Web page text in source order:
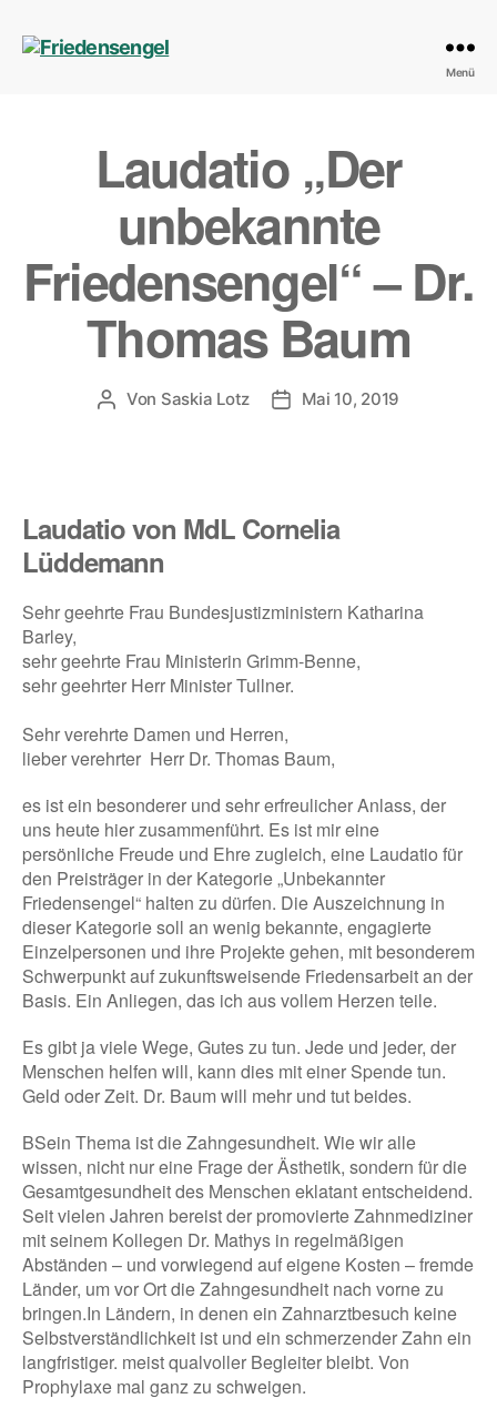
Menü
Laudatio „Der
unbekannte
Friedensengel“ – Dr.
Thomas Baum
Beitragsautor
Von Saskia Lotz Veröffentlichungsdatum
Mai 10, 2019
Laudatio von MdL Cornelia
Lüddemann
Sehr geehrte Frau Bundesjustizministern Katharina
Barley,
sehr geehrte Frau Ministerin Grimm-Benne,
sehr geehrter Herr Minister Tullner.
Sehr verehrte Damen und Herren,
lieber verehrter Herr Dr. Thomas Baum,
es ist ein besonderer und sehr erfreulicher Anlass, der
uns heute hier zusammenführt. Es ist mir eine
persönliche Freude und Ehre zugleich, eine Laudatio für
den Preisträger in der Kategorie „Unbekannter
Friedensengel“ halten zu dürfen. Die Auszeichnung in
dieser Kategorie soll an wenig bekannte, engagierte
Einzelpersonen und ihre Projekte gehen, mit besonderem
Schwerpunkt auf zukunftsweisende Friedensarbeit an der
Basis. Ein Anliegen, das ich aus vollem Herzen teile.
Es gibt ja viele Wege, Gutes zu tun. Jede und jeder, der
Menschen helfen will, kann dies mit einer Spende tun.
Geld oder Zeit. Dr. Baum will mehr und tut beides.
BSein Thema ist die Zahngesundheit. Wie wir alle
wissen, nicht nur eine Frage der Ästhetik, sondern für die
Gesamtgesundheit des Menschen eklatant entscheidend.
Seit vielen Jahren bereist der promovierte Zahnmediziner
mit seinem Kollegen Dr. Mathys in regelmäßigen
Abständen – und vorwiegend auf eigene Kosten – fremde
Länder, um vor Ort die Zahngesundheit nach vorne zu
bringen.In Ländern, in denen ein Zahnarztbesuch keine
Selbstverständlichkeit ist und ein schmerzender Zahn ein
langfristiger. meist qualvoller Begleiter bleibt. Von
Prophylaxe mal ganz zu schweigen.